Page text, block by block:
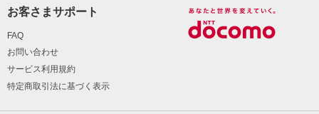
お客さまサポート
FAQ
お問い合わせ
サービス利用規約
特定商取引法に基づく表示